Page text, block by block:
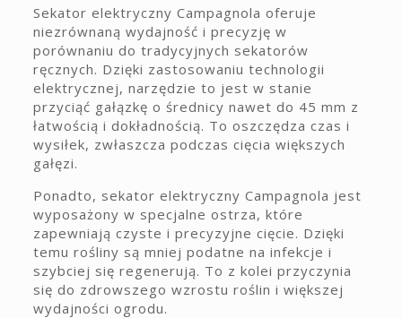
Sekator elektryczny Campagnola oferuje
niezrównaną wydajność i precyzję w
porównaniu do tradycyjnych sekatorów
ręcznych. Dzięki zastosowaniu technologii
elektrycznej, narzędzie to jest w stanie
przyciąć gałązkę o średnicy nawet do 45 mm z
łatwością i dokładnością. To oszczędza czas i
wysiłek, zwłaszcza podczas cięcia większych
gałęzi.
Ponadto, sekator elektryczny Campagnola jest
wyposażony w specjalne ostrza, które
zapewniają czyste i precyzyjne cięcie. Dzięki
temu rośliny są mniej podatne na infekcje i
szybciej się regenerują. To z kolei przyczynia
się do zdrowszego wzrostu roślin i większej
wydajności ogrodu.